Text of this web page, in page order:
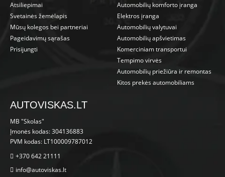
Atsiliepimai
Svetainės žemėlapis
Mūsų kolegos bei partneriai
Pageidavimų sąrašas
Prisijungti
Automobilių komforto įranga
Elektros įranga
Automobilių valytuvai
Automobilių apšvietimas
Komerciniam transportui
Tempimo virvės
Automobilių priežiūra ir remontas
Kitos prekės automobiliams
AUTOVISKAS.LT
MB "Skolas"
Įmonės kodas: 304136883
PVM kodas: LT100009787012
+370 642 21111
info@autoviskas.lt